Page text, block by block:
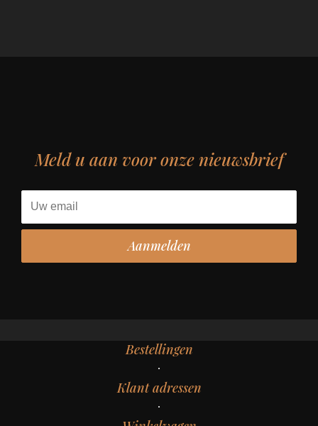
Meld u aan voor onze nieuwsbrief
Bestellingen
Klant adressen